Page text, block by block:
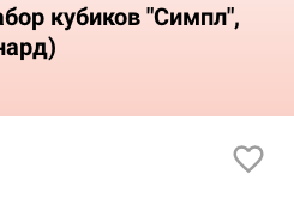
кубиков "Симпл",